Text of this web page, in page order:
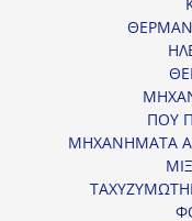
ΠΟΥ
ΜΗΧΑΝΗΜΑΤΑ